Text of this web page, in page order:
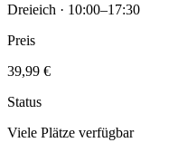
Dreieich · 10:00–17:30
Preis
39,99 €
Status
Viele Plätze verfügbar